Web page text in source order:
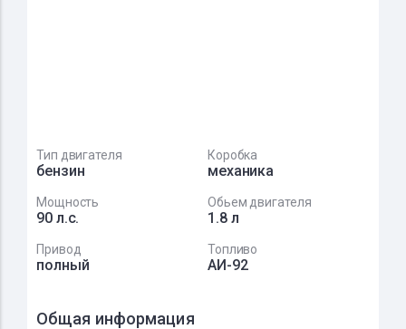
Тип двигателя
бензин
Коробка
механика
Мощность
90 л.с.
Обьем двигателя
1.8 л
Привод
полный
Топливо
АИ-92
Общая информация